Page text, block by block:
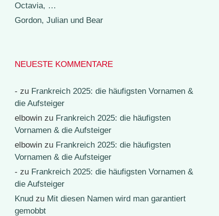
Octavia, …
Gordon, Julian und Bear
NEUESTE KOMMENTARE
- zu Frankreich 2025: die häufigsten Vornamen &
die Aufsteiger
elbowin zu Frankreich 2025: die häufigsten
Vornamen & die Aufsteiger
elbowin zu Frankreich 2025: die häufigsten
Vornamen & die Aufsteiger
- zu Frankreich 2025: die häufigsten Vornamen &
die Aufsteiger
Knud zu Mit diesen Namen wird man garantiert
gemobbt